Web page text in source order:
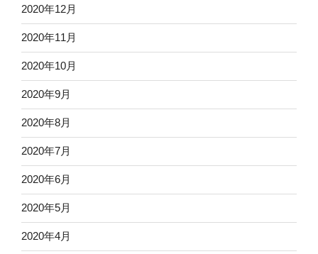
2020年12月
2020年11月
2020年10月
2020年9月
2020年8月
2020年7月
2020年6月
2020年5月
2020年4月